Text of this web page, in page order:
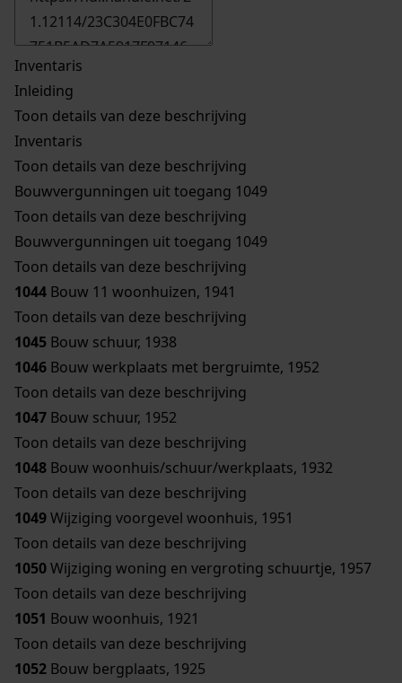
Inventaris
Inleiding
Toon details van deze beschrijving
Inventaris
Toon details van deze beschrijving
Bouwvergunningen uit toegang 1049
Toon details van deze beschrijving
Bouwvergunningen uit toegang 1049
Toon details van deze beschrijving
1044 Bouw 11 woonhuizen, 1941
Toon details van deze beschrijving
1045 Bouw schuur, 1938
1046 Bouw werkplaats met bergruimte, 1952
Toon details van deze beschrijving
1047 Bouw schuur, 1952
Toon details van deze beschrijving
1048 Bouw woonhuis/schuur/werkplaats, 1932
Toon details van deze beschrijving
1049Wijziging voorgevel woonhuis, 1951
Toon details van deze beschrijving
1050Wijziging woning en vergroting schuurtje, 1957
Toon details van deze beschrijving
1051 Bouw woonhuis, 1921
Toon details van deze beschrijving
1052 Bouw bergplaats, 1925